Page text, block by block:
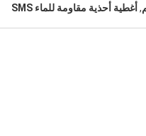
, أغطية أحذية مقاومة للماء SMS